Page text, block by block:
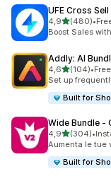
UFE Cross
4,9stelle su 5
(480)
480 recensioni
•
Boost Sales
Addly: AI
4,6stelle su 5
(104)
104 recensioni
•
Set up
Built for
Wide Bundle
4,9stelle su 5
(304)
304 recensioni
•
Aumenta le tue
Built for